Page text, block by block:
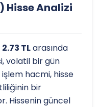
Hisse Analizi
2.73 TLarasında
volatil bir gün
işlem hacmi, hisse
bir
Hissenin güncel